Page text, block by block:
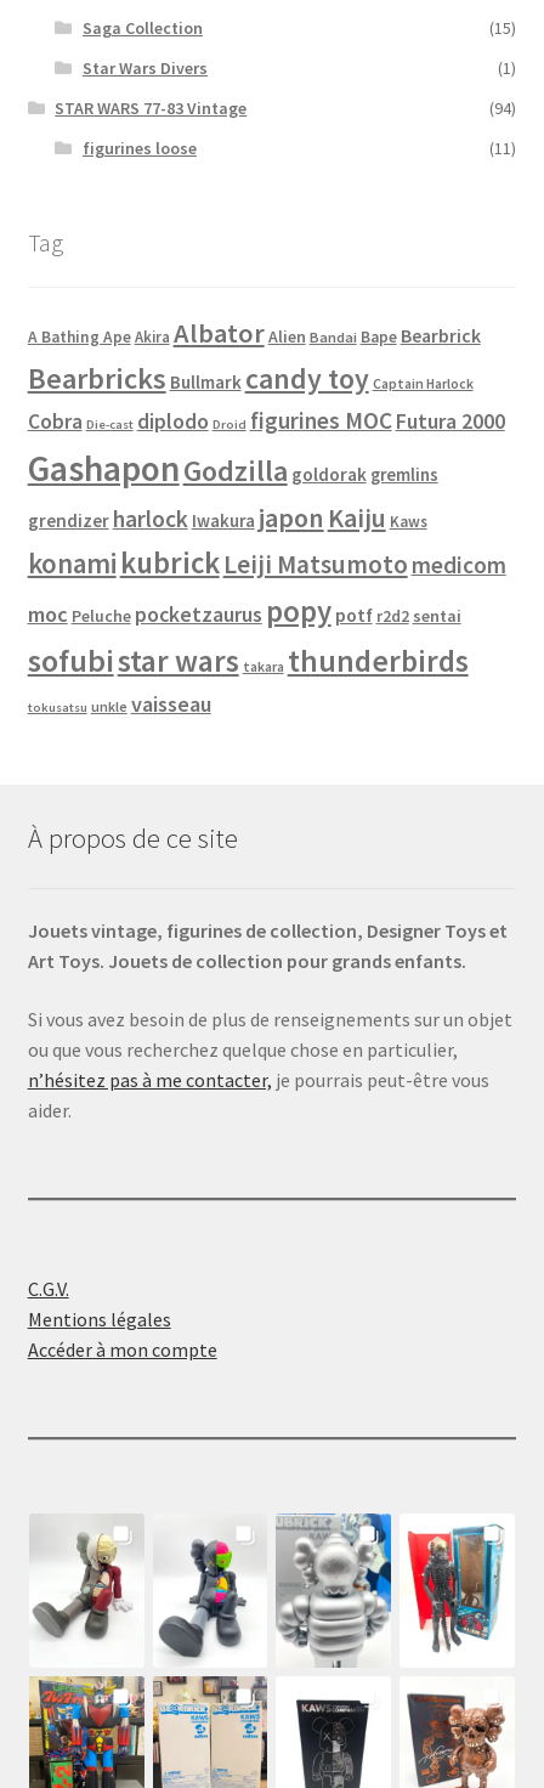
Saga Collection
(15)
Star Wars Divers
(1)
STAR WARS 77-83 Vintage
(94)
figurines loose
(11)
Tag
A Bathing Ape Akira AlbatorAlien Bandai Bape Bearbrick
Bearbricks Bullmark candy toy Captain Harlock
Cobra Die-cast diplodo Droid figurines MOCFutura 2000
GashaponGodzilla goldorak gremlins
grendizer harlock Iwakura japon Kaiju Kaws
konami kubrickLeiji Matsumoto medicom
moc Peluche pocketzaurus popy potf r2d2 sentai
sofubistar wars takara thunderbirds
tokusatsu unkle vaisseau
À propos de ce site
Jouets vintage, figurines de collection, Designer Toys et
Art Toys. Jouets de collection pour grands enfants.
Si vous avez besoin de plus de renseignements sur un objet
ou que vous recherchez quelque chose en particulier,
n’hésitez pas à me contacter, je pourrais peut-être vous
aider.
C.G.V.
Mentions légales
Accéder à mon compte